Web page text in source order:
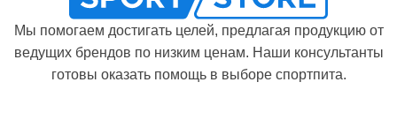
Мы помогаем достигать целей, предлагая продукцию от
ведущих брендов по низким ценам. Наши консультанты
готовы оказать помощь в выборе спортпита.